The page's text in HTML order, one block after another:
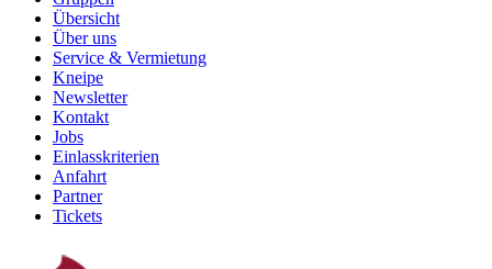
Übersicht
Über uns
Service & Vermietung
Kneipe
Newsletter
Kontakt
Jobs
Einlasskriterien
Anfahrt
Partner
Tickets